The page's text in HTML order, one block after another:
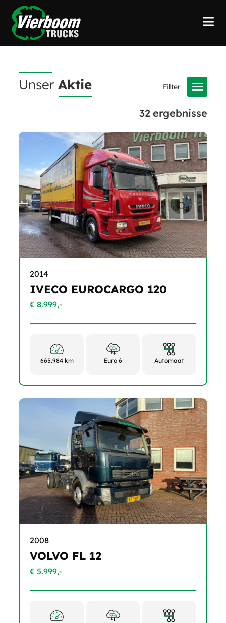
UnserAktie
32 ergebnisse
2014
IVECO EUROCARGO 120
€ 8.999,-
665.984 km Euro 6 Automaat
2008
VOLVO FL 12
€ 5.999,-